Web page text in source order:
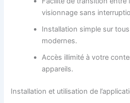
visionnage sans
Installation simple sur
modernes.
Accès illimité à votre
appareils.
Installation et utilisation de